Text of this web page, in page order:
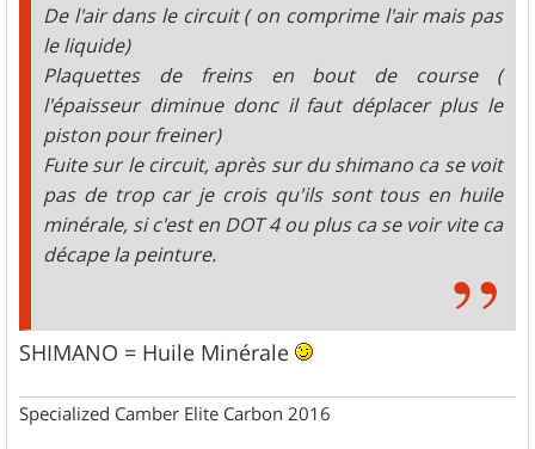
De l'air dans le circuit ( on comprime l'air mais pas
le liquide)
Plaquettes de freins en bout de course (
l'épaisseur diminue donc il faut déplacer plus le
piston pour freiner)
Fuite sur le circuit, après sur du shimano ca se voit
pas de trop car je crois qu'ils sont tous en huile
minérale, si c'est en DOT 4 ou plus ca se voir vite ca
décape la peinture.
SHIMANO = Huile Minérale
Specialized Camber Elite Carbon 2016